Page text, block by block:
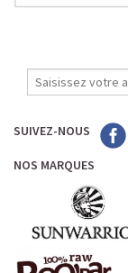
SUIVEZ-NOUS
NOS MARQUES